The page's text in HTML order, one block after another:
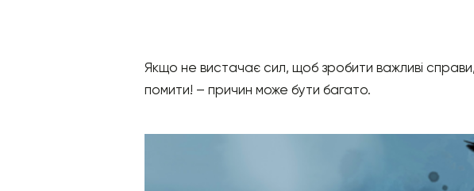
Якщо не вистачає сил, щоб зробити важливі
помити! – причин може бути багато.